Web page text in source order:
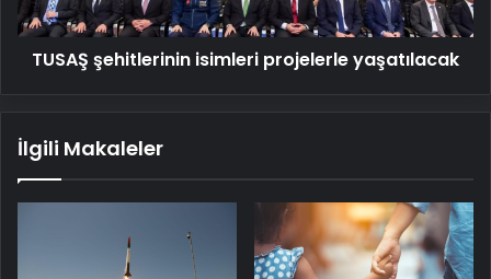
TUSAŞ şehitlerinin isimleri projelerle yaşatılacak
İlgili Makaleler